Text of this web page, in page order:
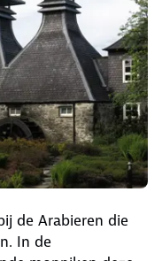
de Arabieren die
In de